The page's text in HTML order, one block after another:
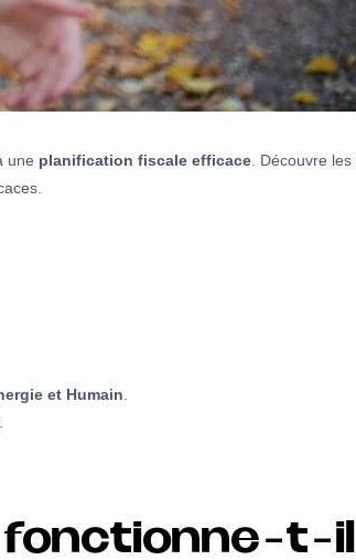
une planification fiscale efficace. Découvre les
et Humain.
fonctionne-t-il